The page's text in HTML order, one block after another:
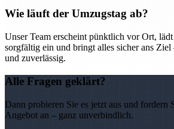
Wie läuft der Umzugstag ab?
Unser Team erscheint pünktlich vor Ort,
sorgfältig ein und bringt alles sicher ans
und zuverlässig.
Alle Fragen geklärt?
Dann probieren Sie es jetzt aus und fordern
Angebot an – ganz unverbindlich.